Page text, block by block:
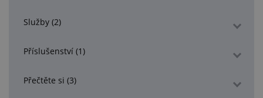
Služby (2)
Příslušenství (1)
Přečtěte si (3)